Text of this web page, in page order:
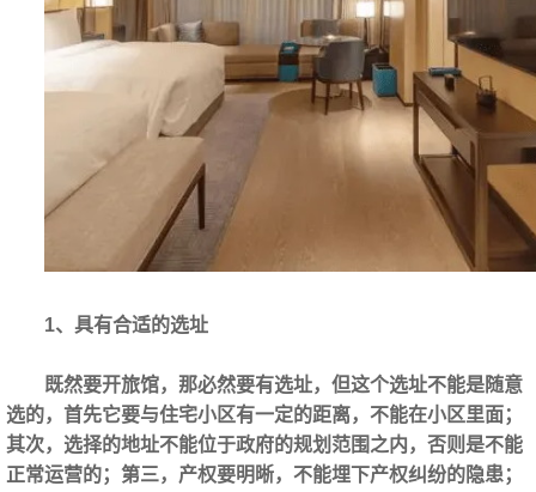
1、具有合适的选址
既然要开旅馆，那必然要有选址，但这个选址不能是随意
选的，首先它要与住宅小区有一定的距离，不能在小区里面；
其次，选择的地址不能位于政府的规划范围之内，否则是不能
正常运营的；第三，产权要明晰，不能埋下产权纠纷的隐患；